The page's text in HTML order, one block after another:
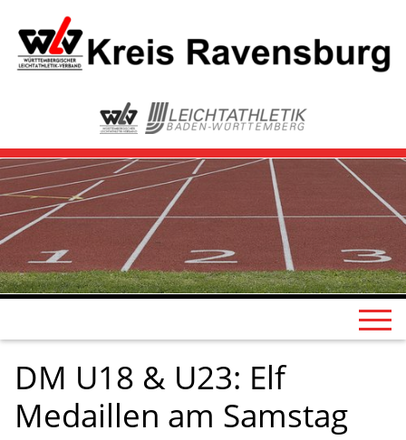
DM U18 & U23: Elf
Medaillen am Samstag